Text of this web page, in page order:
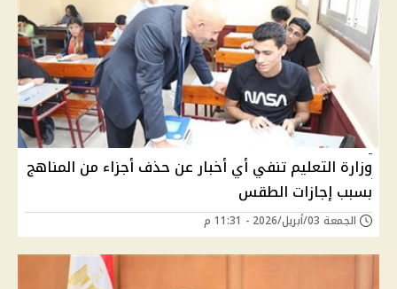
وزارة التعليم تنفي أي أخبار عن حذف أجزاء من المناهج
بسبب إجازات الطقس
الجمعة 03/أبريل/2026 - 11:31 م